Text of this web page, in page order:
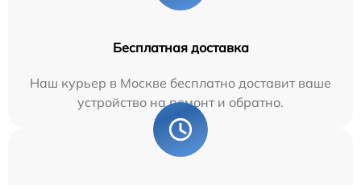
Бесплатная доставка
Наш курьер в Москве бесплатно доставит ваше
устройство на ремонт и обратно.